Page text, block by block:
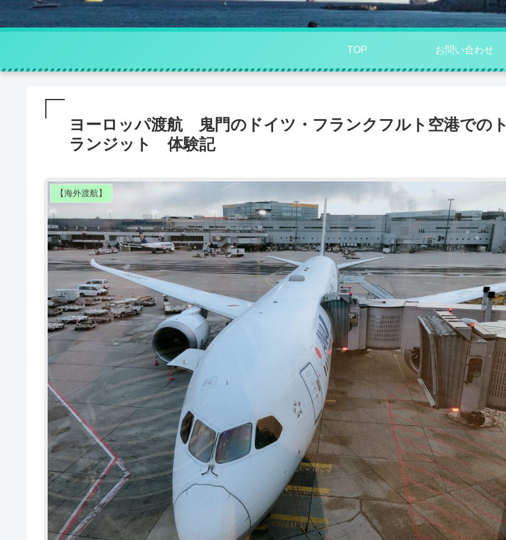
TOP お問い合わせ
ヨーロッパ渡航 鬼門のドイツ・フランクフルト空港でのト
ランジット 体験記
【海外渡航】